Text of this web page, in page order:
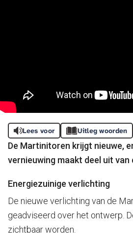
Lees voor Uitleg woorden
De Martinitoren krijgt nieuwe,
vernieuwing maakt deel uit
Energiezuinige verlichting
De nieuwe verlichting van de
geadviseerd over het ontwerp.
zichtbaar worden.